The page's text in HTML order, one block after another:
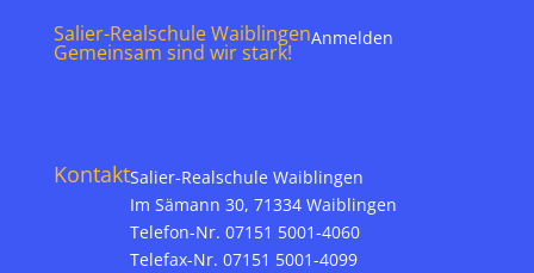
Salier-Realschule Waiblingen
Gemeinsam sind wir stark!
Anmelden
KontaktSalier-Realschule Waiblingen
Im Sämann 30, 71334 Waiblingen
Telefon-Nr. 07151 5001-4060
Telefax-Nr. 07151 5001-4099